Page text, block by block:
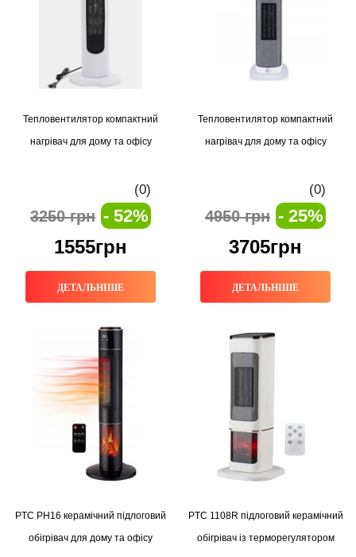
Тепловентилятор компактний
нагрівач для дому та офісу
(0)
3250 грн - 52%
1555грн
ДЕТАЛЬНІШЕ
Тепловентилятор компактний
нагрівач для дому та офісу
(0)
4950 грн - 25%
3705грн
ДЕТАЛЬНІШЕ
PTC PH16 керамічний підлоговий
обігрівач для дому та офісу
PTC 1108R підлоговий керамічний
обігрівач із терморегулятором